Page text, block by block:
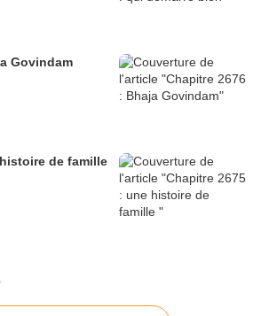
Govindam
de famille